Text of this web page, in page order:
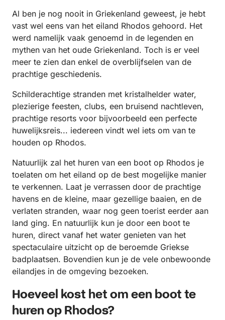
Al ben je nog nooit in Griekenland geweest, je hebt
vast wel eens van het eiland Rhodos gehoord. Het
werd namelijk vaak genoemd in de legenden en
mythen van het oude Griekenland. Toch is er veel
meer te zien dan enkel de overblijfselen van de
prachtige geschiedenis.
Schilderachtige stranden met kristalhelder water,
plezierige feesten, clubs, een bruisend nachtleven,
prachtige resorts voor bijvoorbeeld een perfecte
huwelijksreis... iedereen vindt wel iets om van te
houden op Rhodos.
Natuurlijk zal het huren van een boot op Rhodos je
toelaten om het eiland op de best mogelijke manier
te verkennen. Laat je verrassen door de prachtige
havens en de kleine, maar gezellige baaien, en de
verlaten stranden, waar nog geen toerist eerder aan
land ging. En natuurlijk kun je door een boot te
huren, direct vanaf het water genieten van het
spectaculaire uitzicht op de beroemde Griekse
badplaatsen. Bovendien kun je de vele onbewoonde
eilandjes in de omgeving bezoeken.
Hoeveel kost het om een boot te
huren op Rhodos?